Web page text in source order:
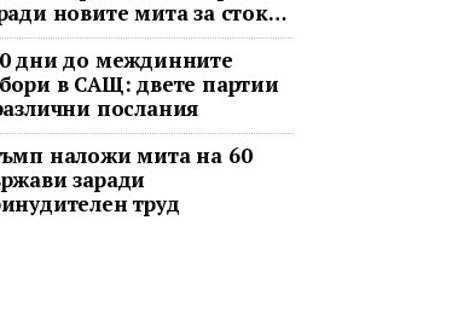
новите мита за стоки
труд
дни до междинните
в САЩ: двете партии
послания
наложи мита на 60
заради
труд